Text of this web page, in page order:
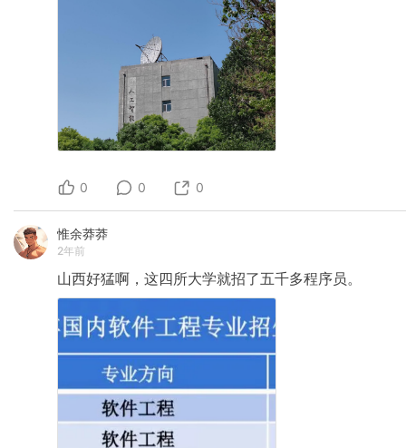
0 0 0
惟余莽莽
2年前
山西好猛啊，这四所大学就招了五千多程序员。